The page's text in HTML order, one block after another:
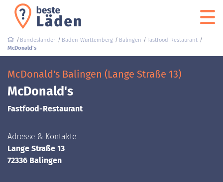
Bundesländer Baden-Württemberg Balingen
Fastfood-Restaurant
McDonald's
McDonald's Balingen (Lange Straße 13)
McDonald's
Fastfood-Restaurant
Adresse & Kontakte
Lange Straße 13
72336 Balingen